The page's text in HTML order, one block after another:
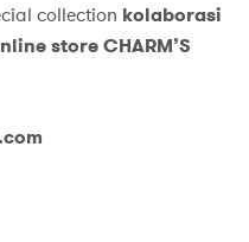
collection kolaborasi
store CHARM’S